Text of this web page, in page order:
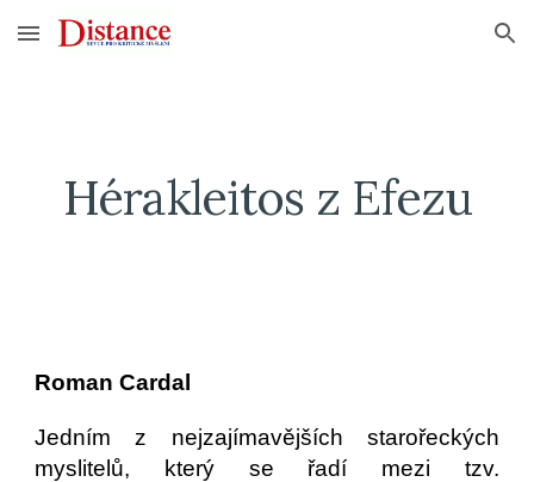
Skip to main content Skip to navigation
Hérakleitos z Efezu
Roman Cardal
Jedním z nejzajímavějších starořeckých
myslitelů, který se řadí mezi tzv.